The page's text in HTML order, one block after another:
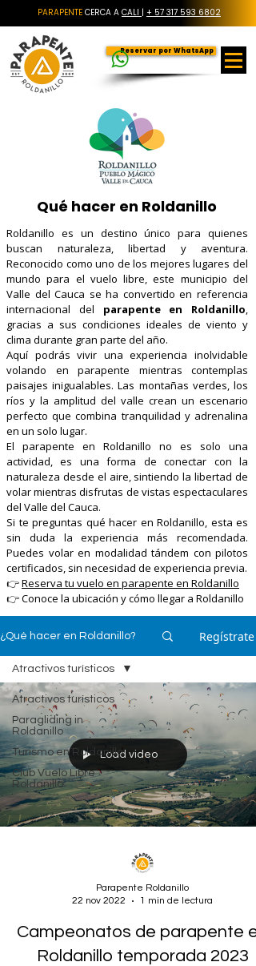
PARAPENTE CERCA A CALI | + 57 317 593 6802
Reservar por WhatsApp
Qué hacer en Roldanillo
Roldanillo es un destino único para quienes
buscan naturaleza, libertad y aventura.
Reconocido como uno de los mejores lugares del
mundo para el vuelo libre, este municipio del
Valle del Cauca se ha convertido en referencia
internacional del parapente en Roldanillo,
gracias a sus condiciones ideales de viento y
clima durante gran parte del año.
Aquí podrás vivir una experiencia inolvidable
volando en parapente mientras contemplas
paisajes inigualables. Las montañas verdes, los
ríos y la amplitud del valle crean un escenario
perfecto que combina tranquilidad y adrenalina
en un solo lugar.
El parapente en Roldanillo no es solo una
actividad, es una forma de conectar con la
naturaleza desde el aire, sintiendo la libertad de
volar mientras disfrutas de vistas espectaculares
del Valle del Cauca.
Si te preguntas qué hacer en Roldanillo, esta es
sin duda la experiencia más recomendada.
Puedes volar en modalidad tándem con pilotos
certificados, sin necesidad de experiencia previa.
👉Reserva tu vuelo en parapente en Roldanillo
👉 Conoce la ubicación y cómo llegar a Roldanillo
¿Qué hacer en Roldanillo? Regístrate
Atractivos turísticos
Paragliding in
Roldanillo
Turismo en Roldanillo
Club Vuelo Libre
Roldanillo
Atractivos turísticos
Load video
Parapente Roldanillo
22 nov 2022
1 min de lectura
Campeonatos de parapente
Roldanillo temporada 2023